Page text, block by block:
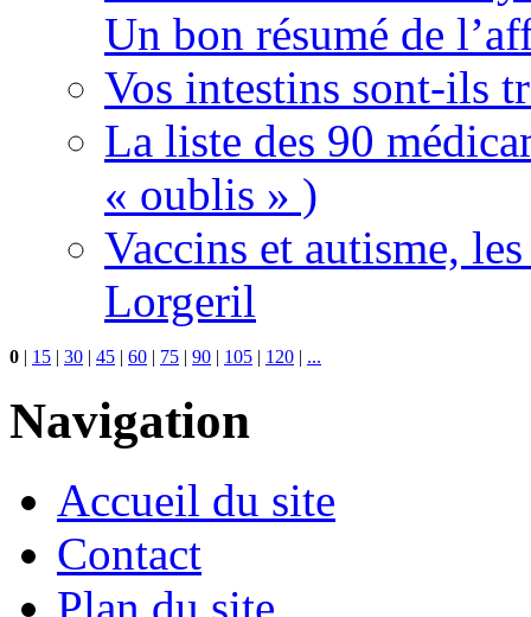
Un bon résumé de
Vos intestins sont-ils
La liste des 90
« oublis » )
Vaccins et autisme,
Lorgeril
0 | 15 | 30 | 45 | 60 | 75 | 90 | 105 | 120 | ...
Navigation
Accueil du site
Contact
Plan du site